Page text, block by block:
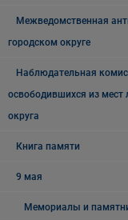
Межведомственная
городском округе
Наблюдательная
освободившихся из мест
округа
Книга памяти
9 мая
Мемориалы и